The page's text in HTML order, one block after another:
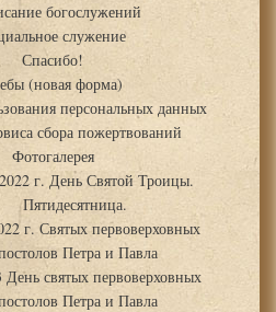
богослужений
служение
Спасибо!
(новая форма)
персональных данных
сбора пожертвований
Фотогалерея
г. День Святой Троицы.
Пятидесятница.
г. Святых первоверховных
Петра и Павла
День святых первоверховных
Петра и Павла